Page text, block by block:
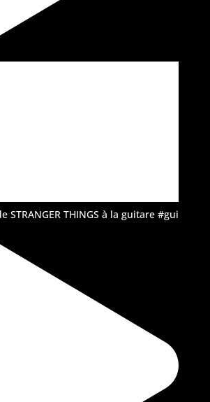
STRANGER THINGS à la guitare #gui